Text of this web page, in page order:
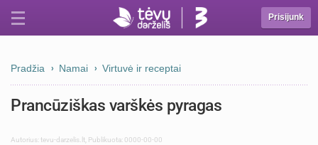
Prisijunk
Pradžia Namai Virtuvė ir receptai
Prancūziškas varškės pyragas
Autorius:tevu-darzelis.lt Publikuota: 0000-00-00